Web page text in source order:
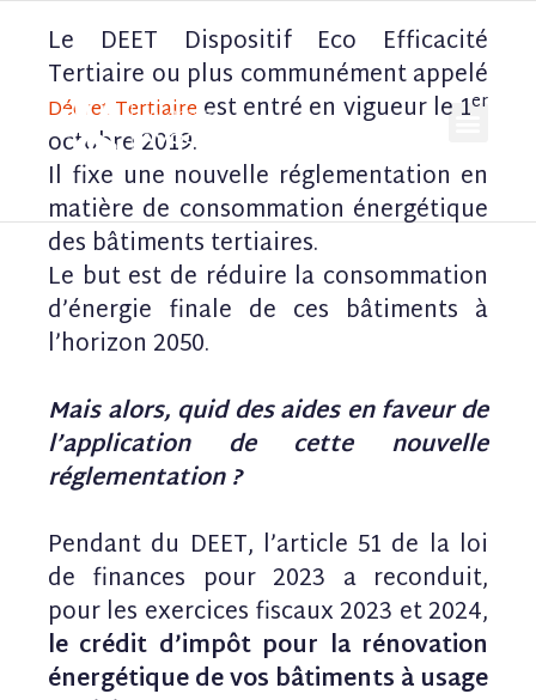
Le DEET Dispositif Eco Efficacité
Tertiaire ou plus communément appelé
Décret Tertiaire est entré en vigueur le 1er
octobre 2019.
Il fixe une nouvelle réglementation en
matière de consommation énergétique
des bâtiments tertiaires.
Le but est de réduire la consommation
d’énergie finale de ces bâtiments à
l’horizon 2050.
Mais alors, quid des aides en faveur de
l’application de cette nouvelle
réglementation ?
Pendant du DEET, l’article 51 de la loi
de finances pour 2023 a reconduit,
pour les exercices fiscaux 2023 et 2024,
le crédit d’impôt pour la rénovation
énergétique de vos bâtiments à usage